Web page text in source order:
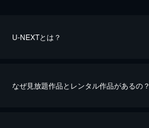
U-NEXTとは？
なぜ見放題作品とレンタル作品があるの？